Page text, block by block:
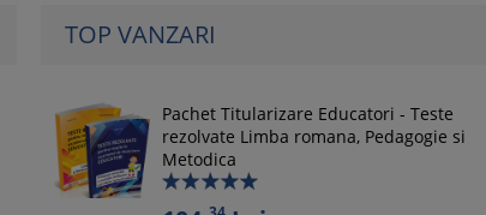
TOP VANZARI
Pachet Titularizare Educatori - Teste
rezolvate Limba romana, Pedagogie si
Metodica